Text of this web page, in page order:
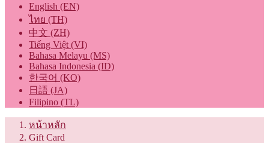
English (EN)
ไทย (TH)
中文 (ZH)
Tiếng Việt (VI)
Bahasa Melayu (MS)
Bahasa Indonesia (ID)
한국어 (KO)
日語 (JA)
Filipino (TL)
หน้าหลัก
Gift Card